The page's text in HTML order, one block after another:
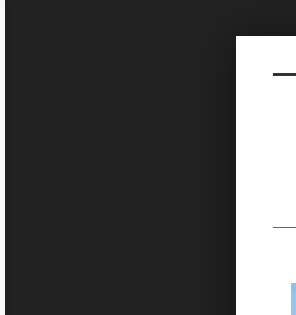
Sketchbook5, 스케치
Sketchbook5, 스케치